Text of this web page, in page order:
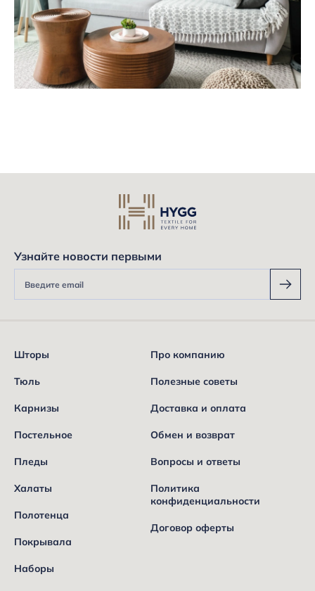
Узнайте новости первыми
Шторы
Тюль
Карнизы
Постельное
Пледы
Халаты
Полотенца
Покрывала
Наборы
Про компанию
Полезные советы
Доставка и оплата
Обмен и возврат
Вопросы и ответы
Политика
конфиденциальности
Договор оферты